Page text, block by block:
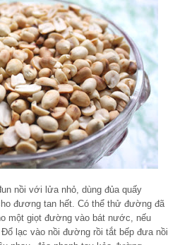
nồi với lửa nhỏ, dùng đủa quấy
đương tan hết. Có thể thử đường đã
một giọt đường vào bát nước, nếu
lạc vào nồi đường rồi tắt bếp đưa nồi